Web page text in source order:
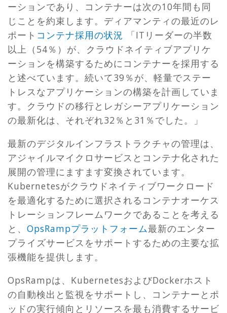
ーションであり、コンテナーは次の10年間も同
じことを約束します。ディアマンティの最近のレ
ポート コンテナ採用の状況 「ITリーダーの半数
以上（54％）が、クラウドネイティブアプリケ
ーションを構築するためにコンテナーを採用する
と述べています。続いて39％が、軽量でステー
トレスなアプリケーションの構築を計画していま
す。クラウドの移行とレガシーアプリケーション
の最新化は、それぞれ32％と31％でした。」
最新のデジタルインフラストラクチャの管理は、
アジャイルマイクロサービスとコンテナ化された
展開の管理にますます変換されています。
Kubernetesがクラウドネイティブワークロード
を最適化するために選択されるコンテナオーケス
トレーションフレームワークであることを考える
と、 OpsRampプラットフォーム最新のエンター
プライズサービスをサポートするための主要な拡
張機能を提供します。
OpsRampは、KubernetesおよびDockerホスト
の自動検出と監視をサポートし、コンテナーとポ
ッドの実行傾向とリソースを最も消費するサービ